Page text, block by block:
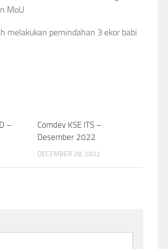
MoU
melakukan pemindahan 3 ekor babi
–
Comdev KSE ITS –
Desember 2022
DECEMBER 28, 2022